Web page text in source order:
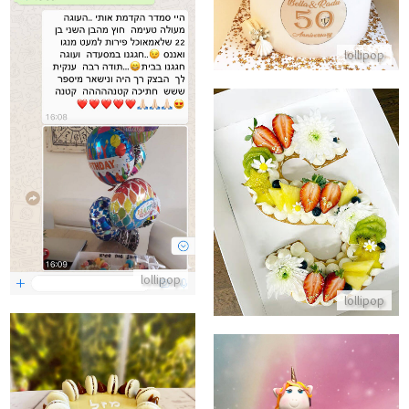
lollipop
lollipop
ביקורות מלקוחות לעוגה מעולה
התקשר/י
lollipop
עוגת אותיות ופירות טריים
התקשר/י
עוגת מוס אלפחורס ריבת חלב